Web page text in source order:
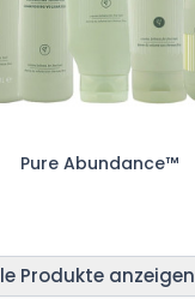
Pure Abundance™
Produkte anzeigen